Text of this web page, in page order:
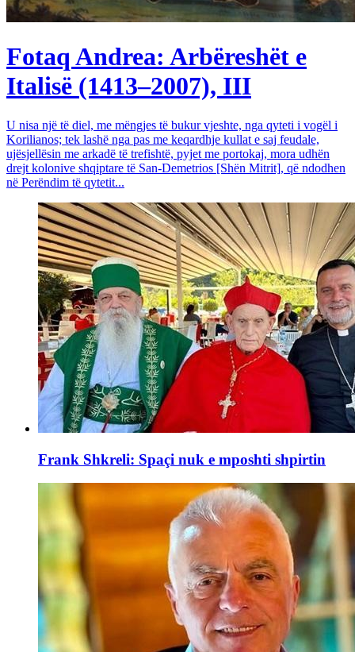
Fotaq Andrea: Arbëreshët e
Italisë (1413–2007), III
U nisa një të diel, me mëngjes të bukur vjeshte, nga qyteti i vogël i
Korilianos; tek lashë nga pas me keqardhje kullat e saj feudale,
ujësjellësin me arkadë të trefishtë, pyjet me portokaj, mora udhën
drejt kolonive shqiptare të San-Demetrios [Shën Mitrit], që ndodhen
në Perëndim të qytetit...
Frank Shkreli: Spaçi nuk e mposhti shpirtin